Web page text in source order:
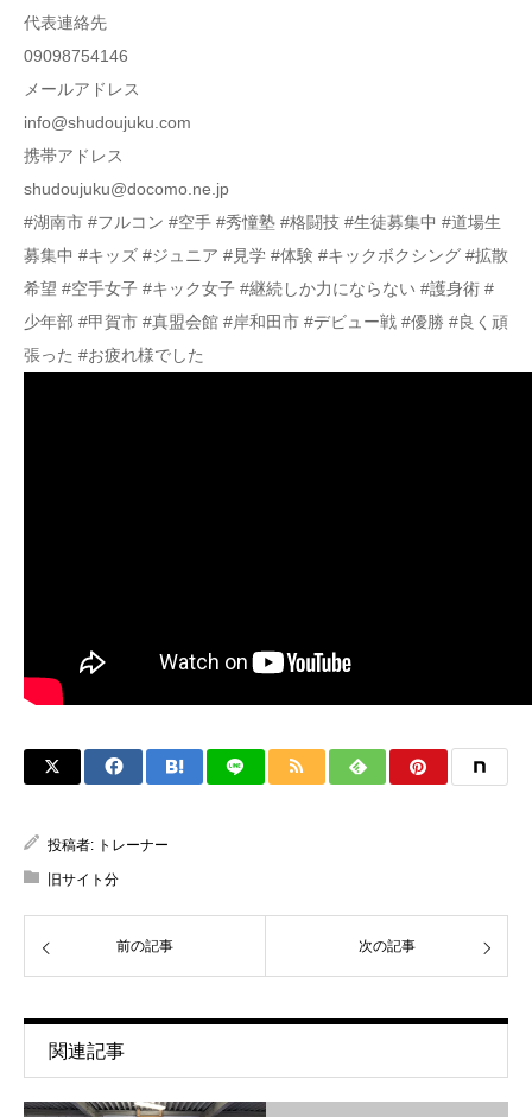
代表連絡先
09098754146
メールアドレス
info@shudoujuku.com
携帯アドレス
shudoujuku@docomo.ne.jp
#湖南市 #フルコン #空手 #秀憧塾 #格闘技 #生徒募集中 #道場生
募集中 #キッズ #ジュニア #見学 #体験 #キックボクシング #拡散
希望 #空手女子 #キック女子 #継続しか力にならない #護身術 #
少年部 #甲賀市 #真盟会館 #岸和田市 #デビュー戦 #優勝 #良く頑
張った #お疲れ様でした
投稿者: トレーナー
旧サイト分
前の記事 次の記事
関連記事